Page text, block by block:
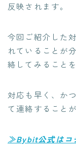
反映されます。
今回ご紹介した
れていることが
絡してみること
対応も早く、か
て連絡すること
≫Bybit公式はコ